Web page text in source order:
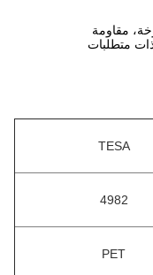
مقاومة
متطلبات
TESA
4982
PET